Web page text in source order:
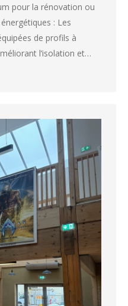
pour la rénovation ou
: Les
de profils à
l’isolation et…